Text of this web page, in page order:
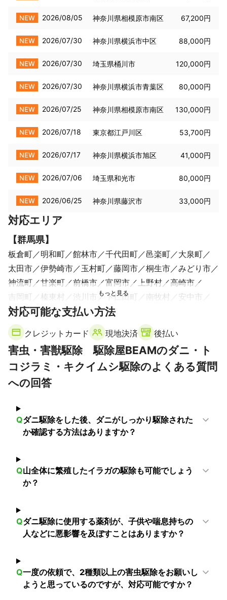
NEW 2026/08/05 神奈川県相模原市南区 67,200円
NEW 2026/07/30 神奈川県横浜市中区 88,000円
NEW 2026/07/30 埼玉県桶川市 120,000円
NEW 2026/07/30 神奈川県横浜市青葉区 80,000円
NEW 2026/07/25 神奈川県相模原市南区 130,000円
NEW 2026/07/18 東京都江戸川区 53,700円
NEW 2026/07/17 神奈川県横浜市旭区 41,000円
NEW 2026/07/06 埼玉県和光市 80,000円
NEW 2026/06/25 神奈川県藤沢市 33,000円
対応エリア
【群馬県】
板倉町 明和町 館林市 千代田町 邑楽町
大泉町
太田市
伊勢崎市 玉村町 藤岡市 桐生市
みどり市
神流町
甘楽町 前橋市 富岡市 上野村
高崎市
吉岡町
榛東村 渋川市 下仁田町 南牧村
安中市
昭和村
沼田市 高山村 川場村
長野原町
みなかみ町 嬬恋村
【東京都】
足立区 荒川区 北区 台東区 墨田区
葛飾区
文京区
豊島区 千代田区 新宿区 中央区
板橋区
江戸川区
港区
西東京市
東久留米市
小金井市 東村山市 小平市
府中市
国分寺市
稲城市 国立市 東大和市
羽村市
八王子市 あきる野市 青梅市
日の出町
檜原村
矢祭町
【千葉県】
市川市 松戸市 浦安市 流山市 鎌ケ谷市
船橋市
印西市
四街道市 千葉市 佐倉市 栄町
袖ケ浦市
酒々井町
木更津市 八街市 富里市 市原市
成田市
対応可能な支払い方法
クレジットカード 現地決済 後払い
害虫・害獣駆除 駆除屋BEAMのダニ・ト
コジラミ・キクイムシ駆除のよくある質問
への回答
Qダニ駆除をした後、ダニがしっかり駆除された
か確認する方法はありますか？
Q山全体に繁殖したイラガの駆除も可能でしょう
か？
Qダニ駆除に使用する薬剤が、子供や喘息持ちの
人などに悪影響を及ぼすことはありますか？
Q一度の依頼で、2種類以上の害虫駆除をお願いし
ようと思っているのですが、対応可能ですか？